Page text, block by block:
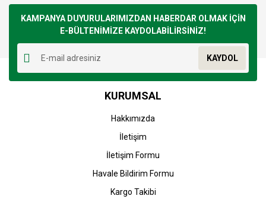
kullanarak tarafımıza iletebilirsiniz.
Görüş ve önerileriniz için teşekkür ederiz.
Ürün resmi kalitesiz, bozuk veya görüntülenemiyor.
Ürün açıklamasında eksik bilgiler bulunuyor.
Ürün bilgilerinde hatalar bulunuyor.
Ürün fiyatı diğer sitelerden daha pahalı.
Gönder
KAMPANYA DUYURULARIMIZDAN HABERDAR OLMAK İÇİN
E-BÜLTENİMİZE KAYDOLABİLİRSİNİZ!
KAYDOL
KURUMSAL
Hakkımızda
İletişim
İletişim Formu
Havale Bildirim Formu
Kargo Takibi